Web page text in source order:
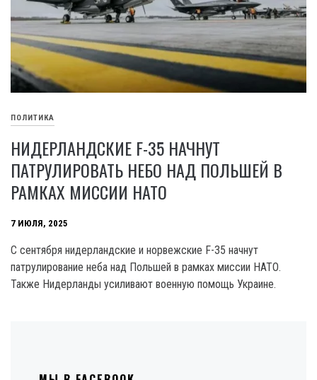
ПОЛИТИКА
НИДЕРЛАНДСКИЕ F-35 НАЧНУТ
ПАТРУЛИРОВАТЬ НЕБО НАД ПОЛЬШЕЙ В
РАМКАХ МИССИИ НАТО
7 ИЮЛЯ, 2025
С сентября нидерландские и норвежские F-35 начнут
патрулирование неба над Польшей в рамках миссии НАТО.
Также Нидерланды усиливают военную помощь Украине.